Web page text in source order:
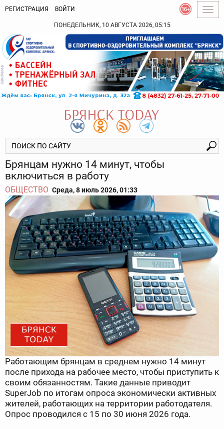
РЕГИСТРАЦИЯ ВОЙТИ
ПОНЕДЕЛЬНИК, 10 АВГУСТА 2026, 05:15
Брянцам нужно 14 минут, чтобы
включиться в работу
ОБЩЕСТВО Среда, 8 июль 2026, 01:33
Работающим брянцам в среднем нужно 14 минут
после прихода на рабочее место, чтобы приступить к
своим обязанностям. Такие данные приводит
SuperJob по итогам опроса экономически активных
жителей, работающих на территории работодателя.
Опрос проводился с 15 по 30 июня 2026 года.